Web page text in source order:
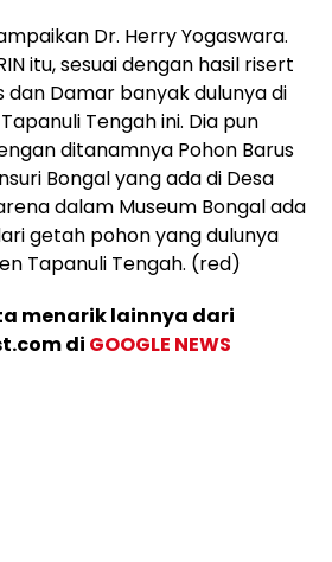
Dr. Herry Yogaswara.
itu, sesuai dengan hasil risert
dan Damar banyak dulunya di
Tengah ini. Dia pun
ditanamnya Pohon Barus
Bongal yang ada di Desa
dalam Museum Bongal ada
getah pohon yang dulunya
Tapanuli Tengah. (red)
menarik lainnya dari
di GOOGLE NEWS